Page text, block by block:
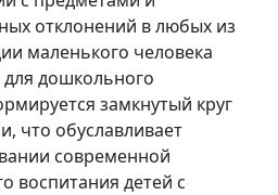
отклонений в любых из
маленького человека
дошкольного
замкнутый круг
что обуславливает
современной
воспитания детей с